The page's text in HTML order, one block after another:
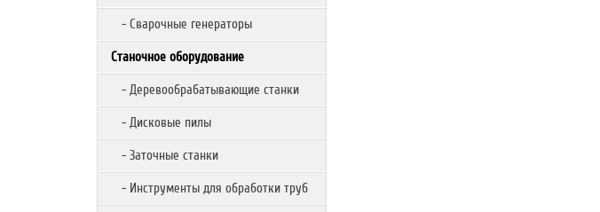
- Сварочные генераторы
Станочное оборудование
- Деревообрабатывающие станки
- Дисковые пилы
- Заточные станки
- Инструменты для обработки труб